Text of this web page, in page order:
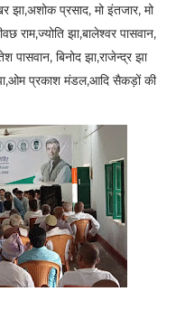
झा,अशोक प्रसाद, मो इंतजार, मो
राम,ज्योति झा,बालेश्वर पासवान,
पासवान, बिनोद झा,राजेन्द्र झा
प्रकाश मंडल,आदि सैकड़ों की